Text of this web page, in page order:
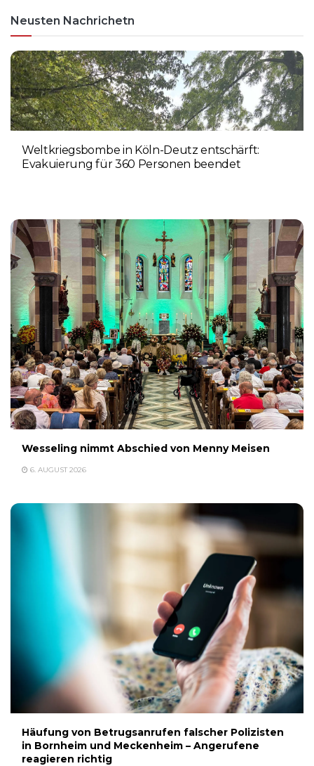
Neusten Nachrichetn
Weltkriegsbombe in Köln-Deutz entschärft:
Evakuierung für 360 Personen beendet
Wesseling nimmt Abschied von Menny Meisen
6. AUGUST 2026
Häufung von Betrugsanrufen falscher Polizisten
in Bornheim und Meckenheim – Angerufene
reagieren richtig